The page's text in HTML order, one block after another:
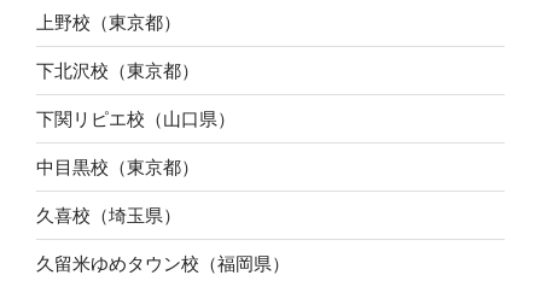
上野校（東京都）
下北沢校（東京都）
下関リピエ校（山口県）
中目黒校（東京都）
久喜校（埼玉県）
久留米ゆめタウン校（福岡県）